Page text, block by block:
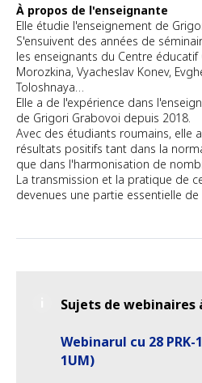
À propos de l'enseignante
Elle étudie l'enseignement de
S'ensuivent des années de
les enseignants du Centre
Morozkina, Vyacheslav Konev,
Toloshnaya…
Elle a de l'expérience dans
de Grigori Grabovoi depuis 2018.
Avec des étudiants roumains, elle
résultats positifs tant dans la
que dans l'harmonisation de
La transmission et la pratique de
devenues une partie essentielle de
Sujets de webinaires
Webinarul cu 28 PRK-
1UM)